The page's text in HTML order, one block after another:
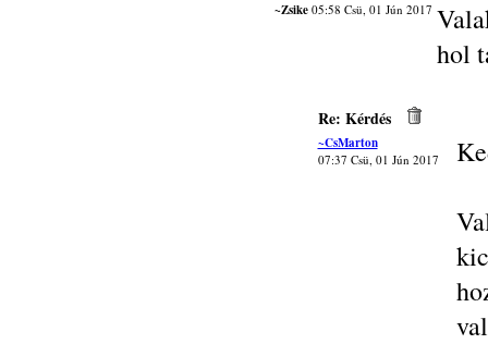
~Zsike05:58 Csü, 01 Jún 2017
hol
Re: Kérdés
~CsMarton
07:37 Csü, 01 Jún 2017